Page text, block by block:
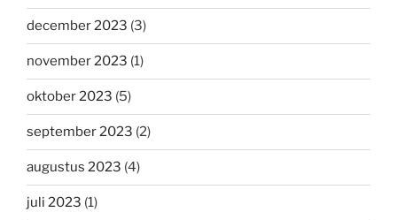
december 2023 (3)
november 2023 (1)
oktober 2023 (5)
september 2023 (2)
augustus 2023 (4)
juli 2023 (1)